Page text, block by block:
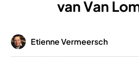
van Van
Afbeelding
Etienne Vermeersch